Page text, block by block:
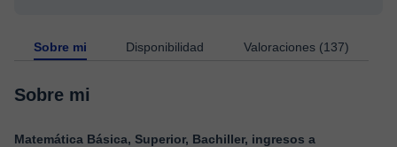
Sobre mi Disponibilidad Valoraciones (137)
Sobre mi
Matemática Básica, Superior, Bachiller, ingresos a